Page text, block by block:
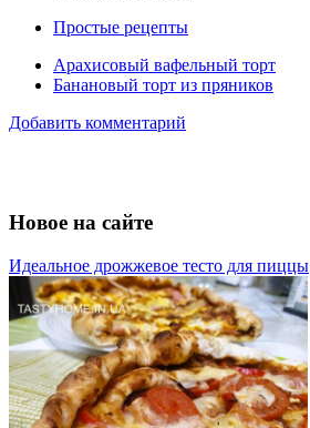
Простые рецепты
Арахисовый вафельный торт
Банановый торт из пряников
Добавить комментарий
Новое на сайте
Идеальное дрожжевое тесто для пиццы